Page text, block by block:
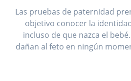
Las pruebas de paternidad
objetivo conocer la
incluso de que nazca el
dañan al feto en ningún